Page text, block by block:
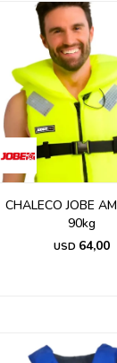
CHALECO JOBE
90kg
USD 64,00